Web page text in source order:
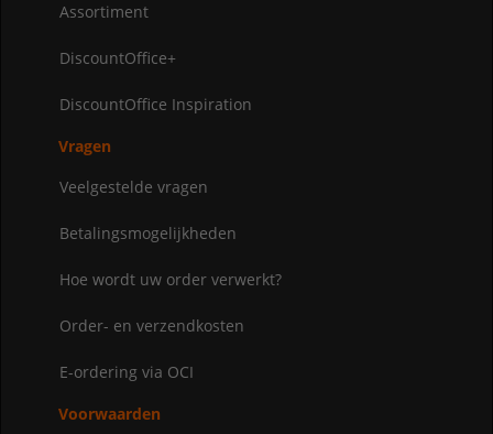
Assortiment
DiscountOffice+
DiscountOffice Inspiration
Vragen
Veelgestelde vragen
Betalingsmogelijkheden
Hoe wordt uw order verwerkt?
Order- en verzendkosten
E-ordering via OCI
Voorwaarden